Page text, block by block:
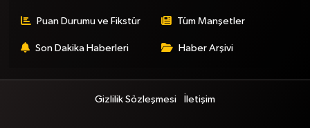
Puan Durumu ve Fikstür Tüm Manşetler
Son Dakika Haberleri Haber Arşivi
Gizlilik Sözleşmesi İletişim